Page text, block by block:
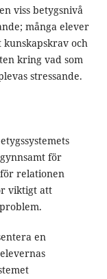
viss betygsnivå
många elever
och
kring vad som
stressande.
för
relationen
viktigt att
en